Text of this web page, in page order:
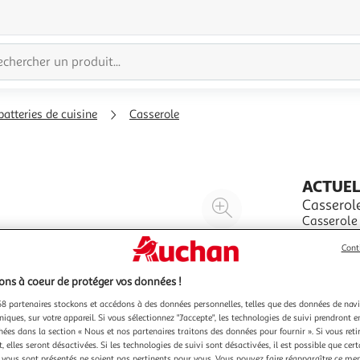
de cuisine Casserole
Agrandir
l'illustration
à
200%
Réduire
l'illustration
100
%
le
produit
En savoir
à coeur de protéger vos données !
partenaires stockons et accédons à des données personnelles, telles que des données de
sur votre appareil. Si vous sélectionnez "J'accepte", les technologies de suivi prendront
dans la section « Nous et nos partenaires traitons des données pour fournir ». Si vous
elles seront désactivées. Si les technologies de suivi sont désactivées, il est possible que